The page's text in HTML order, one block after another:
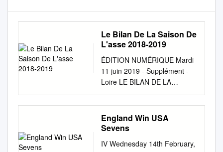
Le Bilan De La Saison De
L'asse 2018-2019
ÉDITION NUMÉRIQUE Mardi
11 juin 2019 - Supplément -
Loire LE BILAN DE LA
SAISON DE L’ASSE 2018-
2019 Saint-Etienne coupe
d’europe ! William Saliba au
micro fête avec les joueurs et
Verts en Ligue europa,
England Win USA
Sevens
IV Wednesday 14th February,